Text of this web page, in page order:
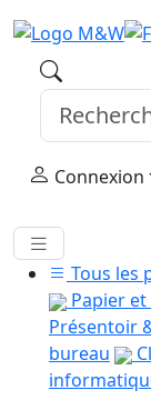
Connexion
Tous les
Papier
Présentoir
bureau